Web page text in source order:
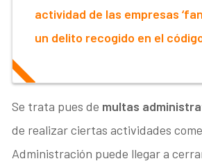
actividad de las empresas
un delito recogido en el
Se trata pues de multas
de realizar ciertas actividades
Administración puede llegar a